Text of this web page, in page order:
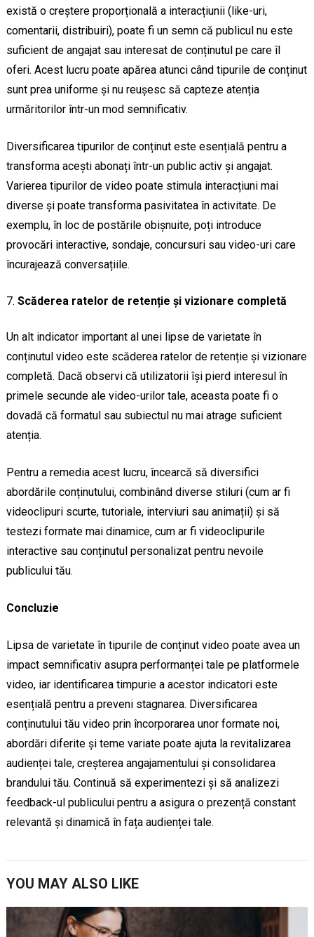
există o creștere proporțională a interacțiunii (like-uri,
comentarii, distribuiri), poate fi un semn că publicul nu este
suficient de angajat sau interesat de conținutul pe care îl
oferi. Acest lucru poate apărea atunci când tipurile de conținut
sunt prea uniforme și nu reușesc să capteze atenția
urmăritorilor într-un mod semnificativ.
Diversificarea tipurilor de conținut este esențială pentru a
transforma acești abonați într-un public activ și angajat.
Varierea tipurilor de video poate stimula interacțiuni mai
diverse și poate transforma pasivitatea în activitate. De
exemplu, în loc de postările obișnuite, poți introduce
provocări interactive, sondaje, concursuri sau video-uri care
încurajează conversațiile.
Scăderea ratelor de retenție și vizionare completă
Un alt indicator important al unei lipse de varietate în
conținutul video este scăderea ratelor de retenție și vizionare
completă. Dacă observi că utilizatorii își pierd interesul în
primele secunde ale video-urilor tale, aceasta poate fi o
dovadă că formatul sau subiectul nu mai atrage suficient
atenția.
Pentru a remedia acest lucru, încearcă să diversifici
abordările conținutului, combinând diverse stiluri (cum ar fi
videoclipuri scurte, tutoriale, interviuri sau animații) și să
testezi formate mai dinamice, cum ar fi videoclipurile
interactive sau conținutul personalizat pentru nevoile
publicului tău.
Concluzie
Lipsa de varietate în tipurile de conținut video poate avea un
impact semnificativ asupra performanței tale pe platformele
video, iar identificarea timpurie a acestor indicatori este
esențială pentru a preveni stagnarea. Diversificarea
conținutului tău video prin încorporarea unor formate noi,
abordări diferite și teme variate poate ajuta la revitalizarea
audienței tale, creșterea angajamentului și consolidarea
brandului tău. Continuă să experimentezi și să analizezi
feedback-ul publicului pentru a asigura o prezență constant
relevantă și dinamică în fața audienței tale.
YOU MAY ALSO LIKE